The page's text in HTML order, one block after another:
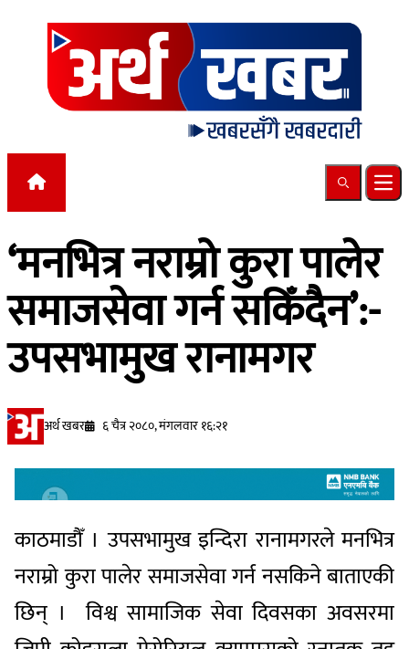
Skip to content
Search
‘मनभित्र नराम्रो कुरा पालेर
समाजसेवा गर्न सकिँदैन’:-
उपसभामुख रानामगर
अर्थ खबर ६ चैत्र २०८०, मंगलवार १६:२१
काठमाडौँ । उपसभामुख इन्दिरा रानामगरले मनभित्र
नराम्रो कुरा पालेर समाजसेवा गर्न नसकिने बाताएकी
छिन् । विश्व सामाजिक सेवा दिवसका अवसरमा